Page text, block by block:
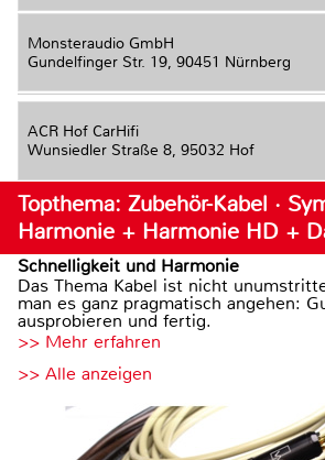
Monsteraudio GmbH
Gundelfinger Str. 19, 90451 Nürnberg
ACR Hof CarHifi
Wunsiedler Straße 8, 95032 Hof
Topthema: Zubehör-Kabel ·
Harmonie + Harmonie HD +
Schnelligkeit und Harmonie
Das Thema Kabel ist nicht
man es ganz pragmatisch angehen:
ausprobieren und fertig.
>> Mehr erfahren
>> Alle anzeigen